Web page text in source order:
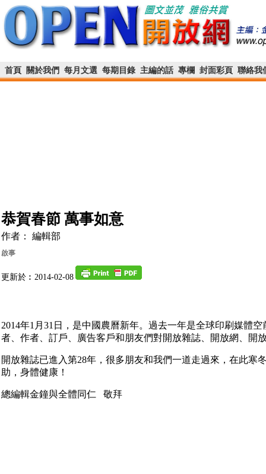
首頁 關於我們 每月文選 每期目錄 主編的話 專欄 封面彩頁 聯絡我
恭賀春節 萬事如意
作者： 編輯部
啟事
更新於︰2014-02-08
2014年1月31日，是中國農曆新年。過去一年是全球印刷媒體
者、作者、訂戶、廣告客戶和朋友們對開放雜誌、開放網、開
開放雜誌已進入第28年，很多朋友和我們一道走過來，在此寒
助，身體健康！
總編輯金鐘與全體同仁 敬拜